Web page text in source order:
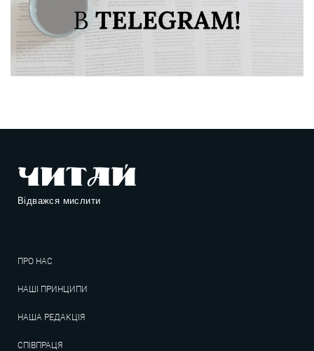
Відважся мислити
ПРО НАС
НАШІ ПРИНЦИПИ
НАША РЕДАКЦІЯ
СПІВПРАЦЯ